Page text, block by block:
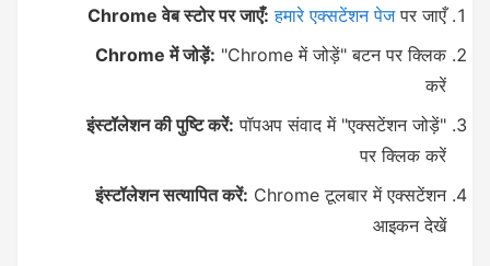
Chrome वेब स्टोर पर जाएँ: हमारे एक्सटेंशन पेजपर जाएँ
Chrome में जोड़ें: "Chrome में जोड़ें" बटन पर क्लिक
करें
इंस्टॉलेशन की पुष्टि करें: पॉपअप संवाद में "एक्सटेंशन जोड़ें"
पर क्लिक करें
इंस्टॉलेशन सत्यापित करें: Chrome टूलबार में एक्सटेंशन
आइकन देखें